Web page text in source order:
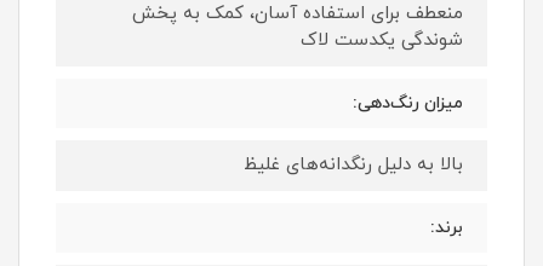
منعطف برای استفاده آسان، کمک به پخش
شوندگی یکدست لاک
میزان رنگ‌دهی:
بالا به دلیل رنگدانه‌های غلیظ
برند: